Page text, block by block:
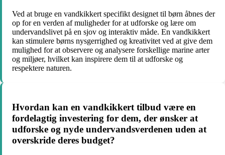
Ved at bruge en vandkikkert specifikt designet til børn åbnes der
op for en verden af muligheder for at udforske og lære om
undervandslivet på en sjov og interaktiv måde. En vandkikkert
kan stimulere børns nysgerrighed og kreativitet ved at give dem
mulighed for at observere og analysere forskellige marine arter
og miljøer, hvilket kan inspirere dem til at udforske og
respektere naturen.
Hvordan kan en vandkikkert tilbud være en
fordelagtig investering for dem, der ønsker at
udforske og nyde undervandsverdenen uden at
overskride deres budget?